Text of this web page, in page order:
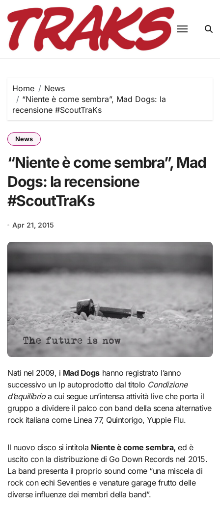
content
Home
News
“Niente è come sembra”, Mad Dogs: la
recensione #ScoutTraKs
News
“Niente è come sembra”, Mad
Dogs: la recensione
#ScoutTraKs
Apr 21, 2015
Nati nel 2009, i Mad Dogs hanno registrato l’anno
successivo un lp autoprodotto dal titolo Condizione
d’equilibrioa cui segue un’intensa attività live che porta il
gruppo a dividere il palco con band della scena alternative
rock italiana come Linea 77, Quintorigo, Yuppie Flu.
Il nuovo disco si intitola Niente è come sembra, ed è
uscito con la distribuzione di Go Down Records nel 2015.
La band presenta il proprio sound come “una miscela di
rock con echi Seventies e venature garage frutto delle
diverse influenze dei membri della band”.